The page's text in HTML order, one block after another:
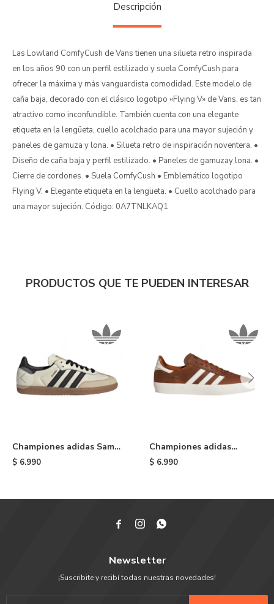
Descripción
Las Lowland ComfyCush de Vans tienen una silueta retro inspirada
en los años 90 con un perfil estilizado y suela ComfyCush para
ofrecer la máxima y más vanguardista comodidad. Este modelo de
caña baja, decorado con el clásico logotipo «Flying V» de Vans, es tan
atractivo como inconfundible. También cuenta con una elegante
etiqueta en la lengüeta, cuello acolchado para una mayor sujeción y
paneles de gamuza y lona. • Silueta retro de inspiración noventera. •
Diseño de caña baja y perfil estilizado. • Paneles de gamuzay lona. •
Cierre de cordones. • Suela ComfyCush • Emblemático logotipo
Flying V. • Elegante etiqueta en la lengüeta. • Cuello acolchado para
una mayor sujeción. Código: 0A7TNLKAQ1
PRODUCTOS QUE TE PUEDEN INTERESAR
Championes adidas Samba
OG - White
$ 6.990
Championes adidas
Gazelle ADV - Brown
$ 6.990
  
Newsletter
¡Suscribite y recibí todas nuestras novedades!